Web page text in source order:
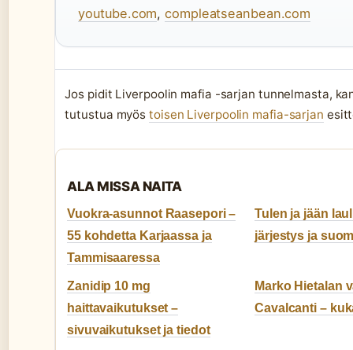
youtube.com,compleatseanbean.com
Jos pidit Liverpoolin mafia -sarjan tunnelmasta,
tutustua myöstoisen Liverpoolin mafia-sarjan
ALA MISSA NAITA
Vuokra-asunnot Raasepori –
55 kohdetta Karjaassa ja
Tammisaaressa
Tulen ja jään
järjestys ja
Zanidip 10 mg
haittavaikutukset –
sivuvaikutukset ja tiedot
Marko Hietalan
Cavalcanti –